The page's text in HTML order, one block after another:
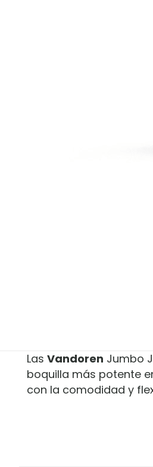
Las Vandoren Jumbo
boquilla más potente
con la comodidad y